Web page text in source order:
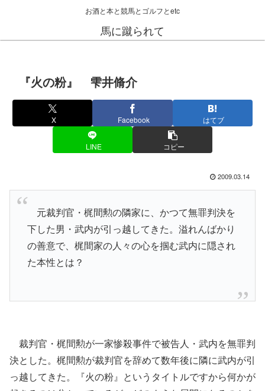
お酒と本と競馬とゴルフとetc
馬に蹴られて
『火の粉』 雫井脩介
X Facebook はてブ
LINE コピー
2009.03.14
元裁判官・梶間勲の隣家に、かつて無罪判決を
下した男・武内が引っ越してきた。溢れんばかり
の善意で、梶間家の人々の心を掴む武内に隠され
た本性とは？
裁判官・梶間勲が一家惨殺事件で被告人・武内を無罪判
決とした。梶間勲が裁判官を辞めて数年後に隣に武内が引
っ越してきた。『火の粉』というタイトルですから何かが